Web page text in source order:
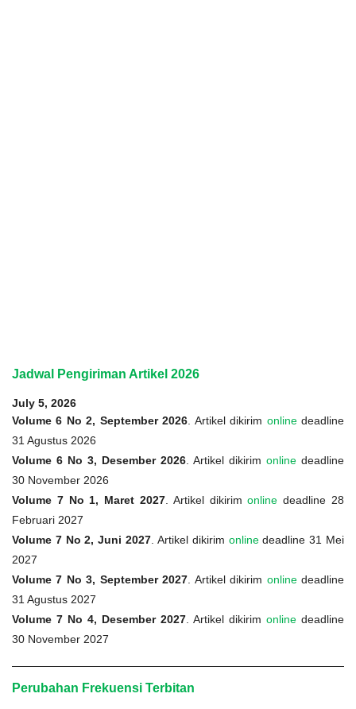
Jadwal Pengiriman Artikel 2026
July 5, 2026
Volume 6 No 2, September 2026 . Artikel dikirim onlinedeadline
31 Agustus 2026
Volume 6 No 3, Desember 2026 . Artikel dikirim online deadline
30 November 2026
Volume 7 No 1, Maret 2027 . Artikel dikirimonline deadline 28
Februari 2027
Volume 7 No 2, Juni 2027 . Artikel dikirim onlinedeadline 31 Mei
2027
Volume 7 No 3, September 2027 . Artikel dikirim onlinedeadline
31 Agustus 2027
Volume 7 No 4, Desember 2027 . Artikel dikirim online deadline
30 November 2027
Perubahan Frekuensi Terbitan